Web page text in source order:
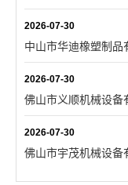
2026-07-30
中山市华迪橡塑制
2026-07-30
佛山市义顺机械设备
2026-07-30
佛山市宇茂机械设备